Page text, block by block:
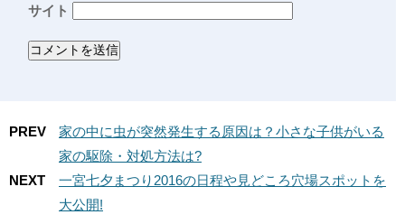
サイト
PREV
家の中に虫が突然発生する原因は？小さな子供がいる
家の駆除・対処方法は?
NEXT
一宮七夕まつり2016の日程や見どころ穴場スポットを
大公開!